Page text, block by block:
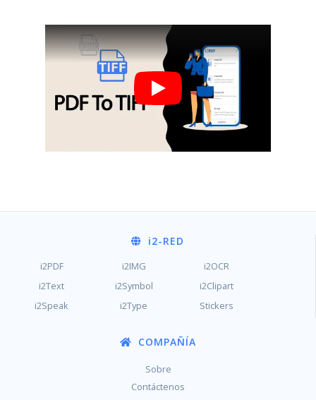
i2-RED
i2PDF i2IMG
i2OCR
i2Text
i2Symbol
i2Clipart
i2Speak
i2Type Stickers
COMPAÑÍA
Sobre
Contáctenos